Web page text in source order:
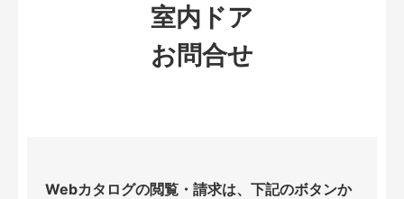
室内ドア
お問合せ
Webカタログの閲覧・請求は、下記のボタンか